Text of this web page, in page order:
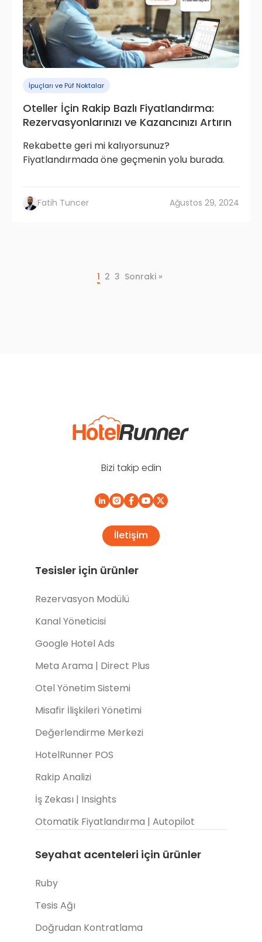
İpuçları ve Püf Noktalar
Oteller İçin Rakip Bazlı Fiyatlandırma:
Rezervasyonlarınızı ve Kazancınızı Artırın
Rekabette geri mi kalıyorsunuz?
Fiyatlandırmada öne geçmenin yolu burada.
Fatih Tuncer Ağustos 29, 2024
1 2 3 Sonraki »
Bizi takip edin
İletişim
Tesisler için ürünler
Rezervasyon Modülü
Kanal Yöneticisi
Google Hotel Ads
Meta Arama | Direct Plus
Otel Yönetim Sistemi
Misafir İlişkileri Yönetimi
Değerlendirme Merkezi
HotelRunner POS
Rakip Analizi
İş Zekası | Insights
Otomatik Fiyatlandırma | Autopilot
Seyahat acenteleri için ürünler
Ruby
Tesis Ağı
Doğrudan Kontratlama